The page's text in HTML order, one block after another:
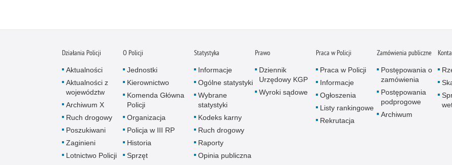
Działania Policji
Aktualności
Aktualności z
województw
Archiwum X
Ruch drogowy
Poszukiwani
Zaginieni
Lotnictwo Policji
O Policji
Jednostki
Kierownictwo
Komenda Główna
Policji
Organizacja
Policja w III RP
Historia
Sprzęt
Statystyka
Informacje
Ogólne statystyki
Wybrane
statystyki
Kodeks karny
Ruch drogowy
Raporty
Opinia publiczna
Prawo
Dziennik
Urzędowy KGP
Wyroki sądowe
Praca w Policji
Praca w Policji
Informacje
Ogłoszenia
Listy rankingowe
Rekrutacja
Zamówienia publiczne
Postępowania o
zamówienia
Postępowania
podprogowe
Archiwum